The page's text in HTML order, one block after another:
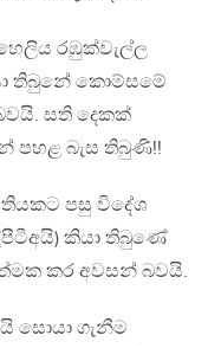
රඹුක්වැල්ල
තිබුනේ කොම්සමේ
සති දෙකක්
පහළ බැස තිබුණි!!
පසු විදේශ
කියා තිබුණේ
කර අවසන් බවයි.
සොයා ගැනීම